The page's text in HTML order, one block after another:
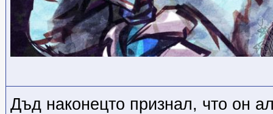
Дъд наконецто признал, что он